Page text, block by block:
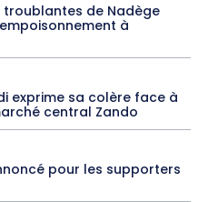
de Nadège
à
exprime sa colère face à
central Zando
pour les supporters